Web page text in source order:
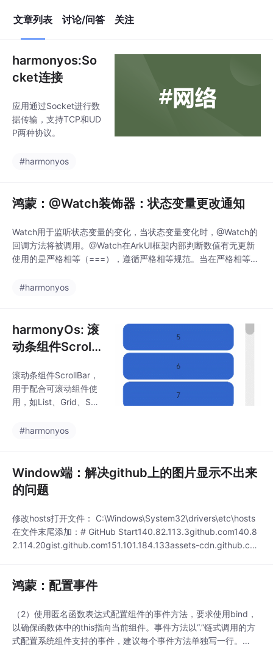
文章列表 讨论/问答 关注
harmonyos:So
cket连接
应用通过Socket进行数
据传输，支持TCP和UD
P两种协议。
#harmonyos
鸿蒙：@Watch装饰器：状态变量更改通知
Watch用于监听状态变量的变化，当状态变量变化时，@Watch的
回调方法将被调用。@Watch在ArkUI框架内部判断数值有无更新
使用的是严格相等（===），遵循严格相等规范。当在严格相等为
和@Watch的处理步骤。count在CountModifier中由@State装
#harmonyos
harmonyOs: 滚
动条组件ScrollB
滚动条组件ScrollBar，
用于配合可滚动组件使
用，如List、Grid、Scr
ersion 8开始支持。
#harmonyos
Window端：解决github上的图片显示不出来
的问题
修改hosts打开文件： C:\Windows\System32\drivers\etc\hosts
在文件末尾添加：# GitHub Start140.82.113.3github.com140.8
2.114.20gist.github.com151.101.184.133assets-cdn.github.co
鸿蒙：配置事件
（2）使用匿名函数表达式配置组件的事件方法，要求使用bind，
以确保函数体中的this指向当前组件。事件方法以“.”链式调用的方
式配置系统组件支持的事件，建议每个事件方法单独写一行。